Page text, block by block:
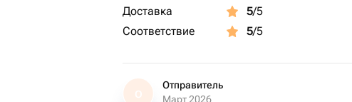
Доставка
5/5
Соответствие
5/5
О
Отправитель
Март 2026